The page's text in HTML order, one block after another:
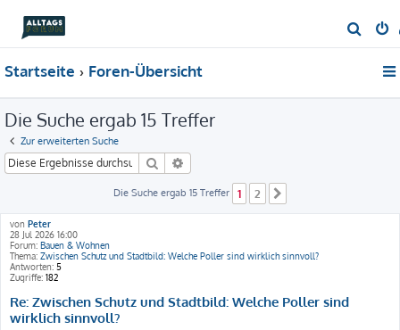
u
Startseite Foren-Übersicht
Die Suche ergab 15 Treffer
Zur erweiterten Suche
Suche
Die Suche ergab 15 Treffer 1 2
von Peter
28 Jul 2026 16:00
Forum: Bauen & Wohnen
Thema: Zwischen Schutz und Stadtbild: Welche Poller sind wirklich sinnvoll?
Antworten: 5
Zugriffe: 182
Re: Zwischen Schutz und Stadtbild: Welche Poller sind
wirklich sinnvoll?